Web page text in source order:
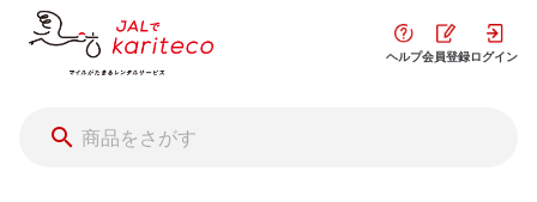
ヘルプ会員登録ログイン